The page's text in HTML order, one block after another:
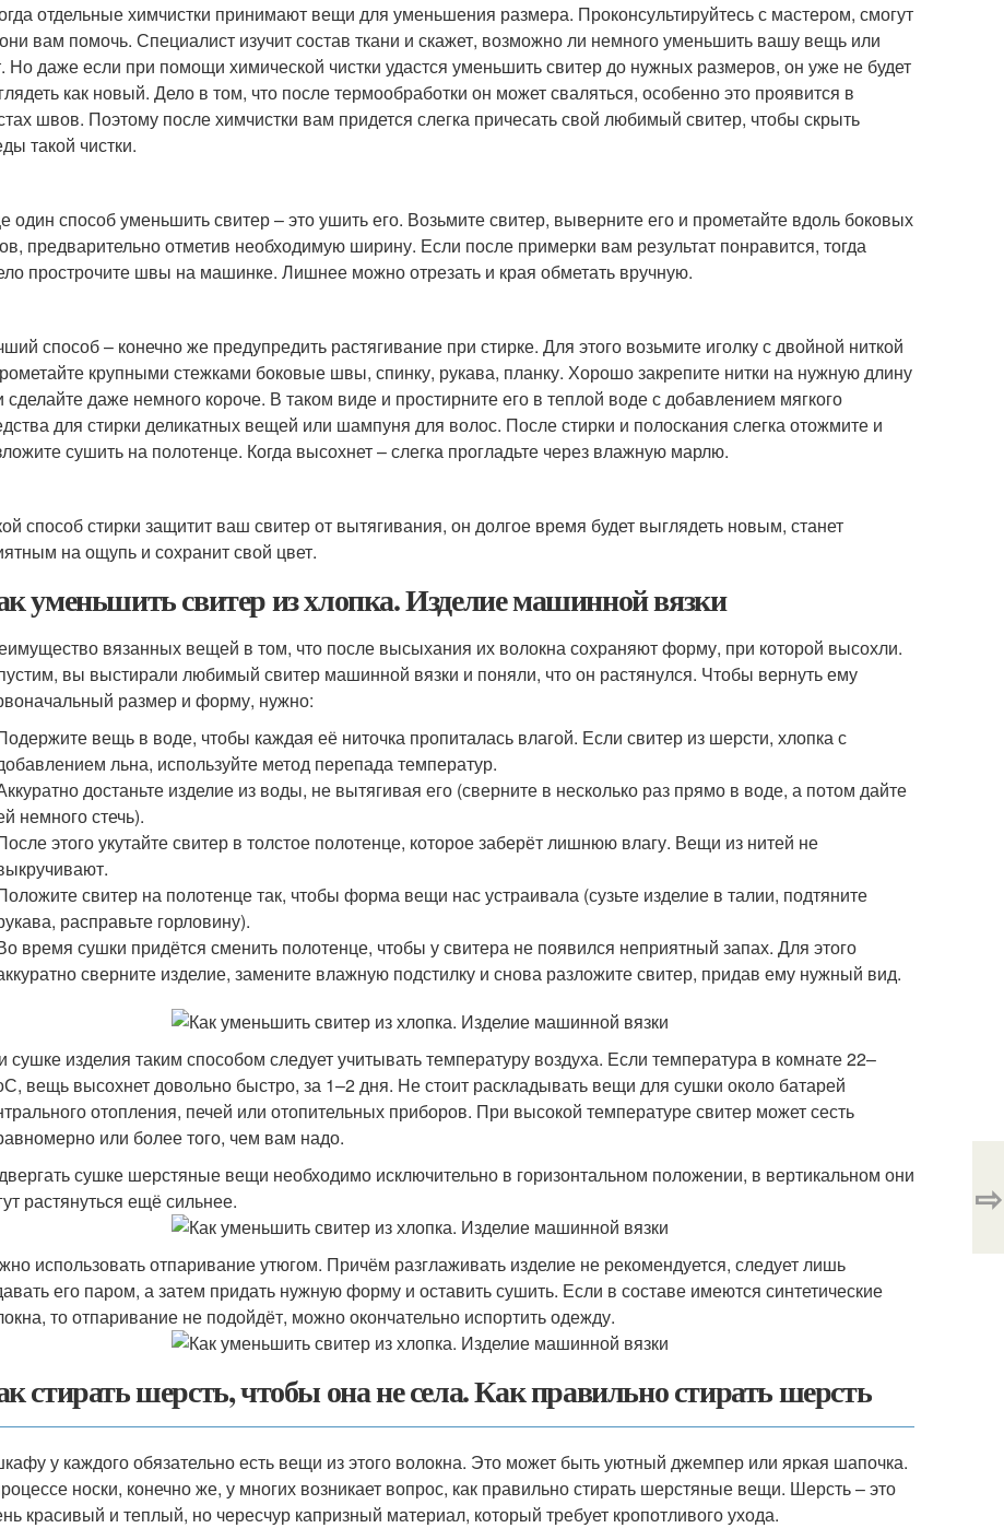
отдельные химчистки принимают вещи для уменьшения размера. Проконсультируйтесь с мастером, смогут
вам помочь. Специалист изучит состав ткани и скажет, возможно ли немного уменьшить вашу вещь или
Но даже если при помощи химической чистки удастся уменьшить свитер до нужных размеров, он уже не будет
как новый. Дело в том, что после термообработки он может сваляться, особенно это проявится в
швов. Поэтому после химчистки вам придется слегка причесать свой любимый свитер, чтобы скрыть
такой чистки.
один способ уменьшить свитер – это ушить его. Возьмите свитер, выверните его и прометайте вдоль боковых
предварительно отметив необходимую ширину. Если после примерки вам результат понравится, тогда
прострочите швы на машинке. Лишнее можно отрезать и края обметать вручную.
способ – конечно же предупредить растягивание при стирке. Для этого возьмите иголку с двойной ниткой
крупными стежками боковые швы, спинку, рукава, планку. Хорошо закрепите нитки на нужную длину
сделайте даже немного короче. В таком виде и простирните его в теплой воде с добавлением мягкого
для стирки деликатных вещей или шампуня для волос. После стирки и полоскания слегка отожмите и
сушить на полотенце. Когда высохнет – слегка прогладьте через влажную марлю.
способ стирки защитит ваш свитер от вытягивания, он долгое время будет выглядеть новым, станет
на ощупь и сохранит свой цвет.
уменьшить свитер из хлопка. Изделие машинной вязки
вязанных вещей в том, что после высыхания их волокна сохраняют форму, при которой высохли.
вы выстирали любимый свитер машинной вязки и поняли, что он растянулся. Чтобы вернуть ему
размер и форму, нужно:
вещь в воде, чтобы каждая её ниточка пропиталась влагой. Если свитер из шерсти, хлопка с
льна, используйте метод перепада температур.
достаньте изделие из воды, не вытягивая его (сверните в несколько раз прямо в воде, а потом дайте
немного стечь).
этого укутайте свитер в толстое полотенце, которое заберёт лишнюю влагу. Вещи из нитей не
свитер на полотенце так, чтобы форма вещи нас устраивала (сузьте изделие в талии, подтяните
расправьте горловину).
время сушки придётся сменить полотенце, чтобы у свитера не появился неприятный запах. Для этого
сверните изделие, замените влажную подстилку и снова разложите свитер, придав ему нужный вид.
сушке изделия таким способом следует учитывать температуру воздуха. Если температура в комнате 22–
вещь высохнет довольно быстро, за 1–2 дня. Не стоит раскладывать вещи для сушки около батарей
отопления, печей или отопительных приборов. При высокой температуре свитер может сесть
или более того, чем вам надо.
сушке шерстяные вещи необходимо исключительно в горизонтальном положении, в вертикальном они
растянуться ещё сильнее.
использовать отпаривание утюгом. Причём разглаживать изделие не рекомендуется, следует лишь
его паром, а затем придать нужную форму и оставить сушить. Если в составе имеются синтетические
то отпаривание не подойдёт, можно окончательно испортить одежду.
стирать шерсть, чтобы она не села. Как правильно стирать шерсть
у каждого обязательно есть вещи из этого волокна. Это может быть уютный джемпер или яркая шапочка.
носки, конечно же, у многих возникает вопрос, как правильно стирать шерстяные вещи. Шерсть – это
красивый и теплый, но чересчур капризный материал, который требует кропотливого ухода.
⇨